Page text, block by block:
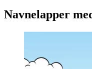
Navnelapper